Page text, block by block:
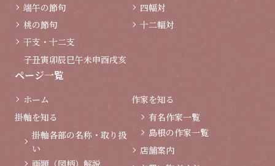
端午の節句
桃の節句
干支・十二支
子丑寅卯辰巳午未申酉戌亥
四幅対
十二幅対
ページ一覧
ホーム
掛軸を知る
掛軸各部の名称・取り扱
い
作家を知る
有名作家一覧
島根の作家一覧
店舗案内